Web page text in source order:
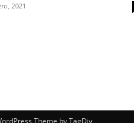
2021
Theme by TagDiv